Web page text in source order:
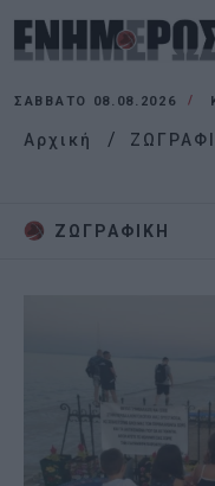
ΣΆΒΒΑΤΟ 08.08.2026
Αρχική
ΖΩΓΡΑΦΙΚΗ